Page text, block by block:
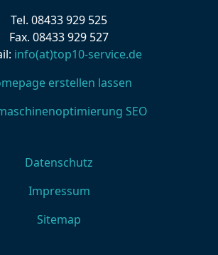
Tel. 08433 929 525
Fax. 08433 929 527
info(at)top10-service.de
erstellen lassen
SEO
Datenschutz
Impressum
Sitemap